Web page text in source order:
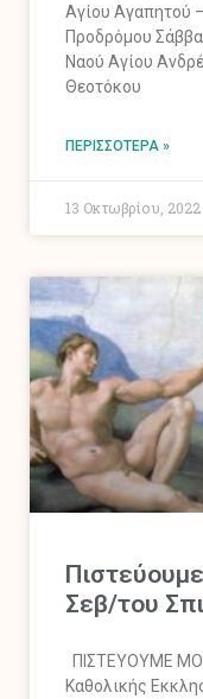
Αγίου Αγαπητού
Προδρόμου
Ναού Αγίου
Θεοτόκου
ΠΕΡΙΣΣΌΤΕΡΑ »
13 Οκτωβρίου, 2022
Σεβ/του
ΠΙΣΤΕΥΟΥΜΕ
Καθολικής